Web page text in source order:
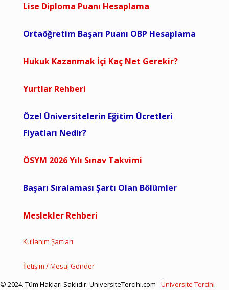
Lise Diploma Puanı Hesaplama
Ortaöğretim Başarı Puanı OBP Hesaplama
Hukuk Kazanmak İçi Kaç Net Gerekir?
Yurtlar Rehberi
Özel Üniversitelerin Eğitim Ücretleri
Fiyatları Nedir?
ÖSYM 2026 Yılı Sınav Takvimi
Başarı Sıralaması Şartı Olan Bölümler
Meslekler Rehberi
Kullanım Şartları
İletişim / Mesaj Gönder
© 2024. Tüm Hakları Saklıdır. UniversiteTercihi.com -Üniversite Tercihi